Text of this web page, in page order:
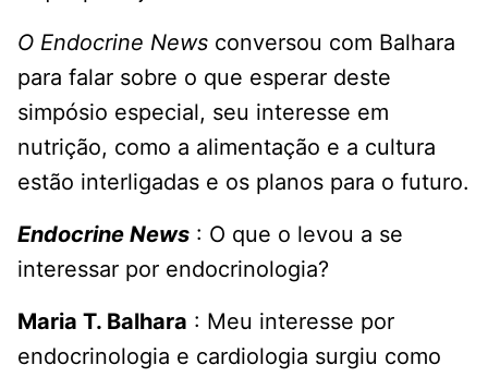
O Endocrine News conversou com Balhara
para falar sobre o que esperar deste
simpósio especial, seu interesse em
nutrição, como a alimentação e a cultura
estão interligadas e os planos para o futuro.
Endocrine News : O que o levou a se
interessar por endocrinologia?
Maria T. Balhara : Meu interesse por
endocrinologia e cardiologia surgiu como